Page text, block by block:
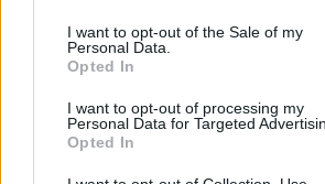
I want to opt-out of the Sale of my
Personal Data.
Opted In
I want to opt-out of processing my
Personal Data for Targeted
Opted In